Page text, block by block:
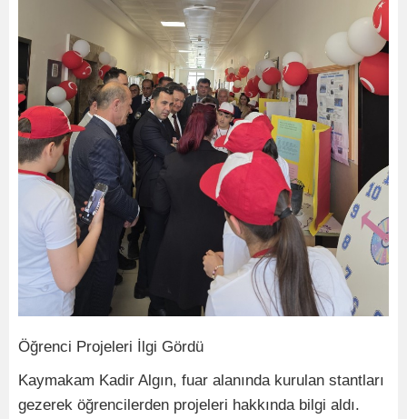
Öğrenci Projeleri İlgi Gördü
Kaymakam Kadir Algın, fuar alanında kurulan stantları
gezerek öğrencilerden projeleri hakkında bilgi aldı.